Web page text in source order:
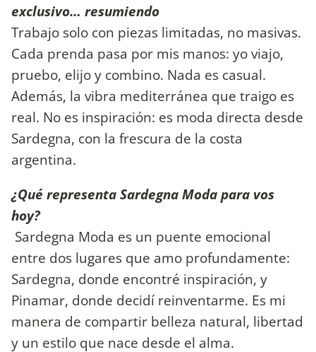
exclusivo… resumiendo
Trabajo solo con piezas limitadas, no masivas.
Cada prenda pasa por mis manos: yo viajo,
pruebo, elijo y combino. Nada es casual.
Además, la vibra mediterránea que traigo es
real. No es inspiración: es moda directa desde
Sardegna, con la frescura de la costa
argentina.
¿Qué representa Sardegna Moda para vos
hoy?
Sardegna Moda es un puente emocional
entre dos lugares que amo profundamente:
Sardegna, donde encontré inspiración, y
Pinamar, donde decidí reinventarme. Es mi
manera de compartir belleza natural, libertad
y un estilo que nace desde el alma.